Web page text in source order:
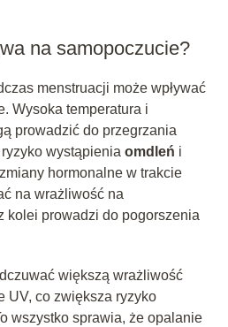
na samopoczucie?
menstruacji może wpływać
Wysoka temperatura i
prowadzić do przegrzania
wystąpienia omdleń i
hormonalne w trakcie
na wrażliwość na
kolei prowadzi do pogorszenia
większą wrażliwość
UV, co zwiększa ryzyko
wszystko sprawia, że opalanie